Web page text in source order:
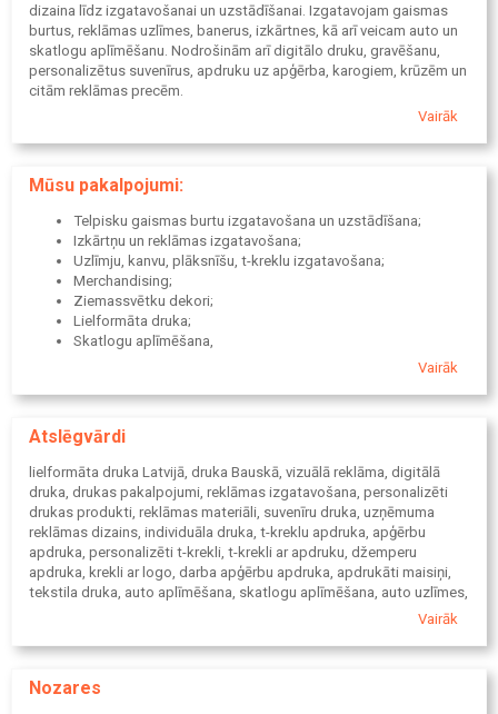
dizaina līdz izgatavošanai un uzstādīšanai. Izgatavojam gaismas
burtus, reklāmas uzlīmes, banerus, izkārtnes, kā arī veicam auto un
skatlogu aplīmēšanu. Nodrošinām arī digitālo druku, gravēšanu,
personalizētus suvenīrus, apdruku uz apģērba, karogiem, krūzēm un
citām reklāmas precēm.
Vairāk
Mūsu pakalpojumi:
Telpisku gaismas burtu izgatavošana un uzstādīšana;
Izkārtņu un reklāmas izgatavošana;
Uzlīmju, kanvu, plāksnīšu, t-kreklu izgatavošana;
Merchandising;
Ziemassvētku dekori;
Lielformāta druka;
Skatlogu aplīmēšana,
Digitālā druka;
bukleti, diplomi, flaijeri, plakāti, afišas, ēdienkartes;
Balta līmplēve - matēta vai glancēta, caurspīdīga līmplēve;
Karogi ar karabīnēm vai tuneli, pludmales karogi;
Plāksnes, pildspalvas, priekšmetu gravēšana, personalizētas
dāvanas;
Krūzes un paliktņi, ūdens pudeles, personalizētas pudeļu
etiķetes;
Zīmogu izgatavošana;
Vairāk
Atslēgvārdi
lielformāta druka Latvijā, druka Bauskā, vizuālā reklāma, digitālā
druka, drukas pakalpojumi, reklāmas izgatavošana, personalizēti
drukas produkti, reklāmas materiāli, suvenīru druka, uzņēmuma
reklāmas dizains, individuāla druka, t-kreklu apdruka, apģērbu
apdruka, personalizēti t-krekli, t-krekli ar apdruku, džemperu
apdruka, krekli ar logo, darba apģērbu apdruka, apdrukāti maisiņi,
tekstila druka, auto aplīmēšana, skatlogu aplīmēšana, auto uzlīmes,
reklāma uz auto, logu reklāmas uzlīmes, 3D druka, 3D drukas
lāzergravēšana, individuālās balvas, personalizētas balvas, suvenīru
druka, atslēgu piekariņi ar apdruku, karogu izgatavošana, pludmales
Vairāk
Nozares